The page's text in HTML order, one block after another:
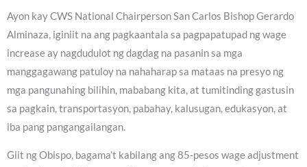
Ayon kay CWS National Chairperson San Carlos Bishop Gerardo
Alminaza, iginiit na ang pagkaantala sa pagpapatupad ng wage
increase ay nagdudulot ng dagdag na pasanin sa mga
manggagawang patuloy na nahaharap sa mataas na presyo ng
mga pangunahing bilihin, mababang kita, at tumitinding gastusin
sa pagkain, transportasyon, pabahay, kalusugan, edukasyon, at
iba pang pangangailangan.
Giit ng Obispo, bagama’t kabilang ang 85-pesos wage adjustment